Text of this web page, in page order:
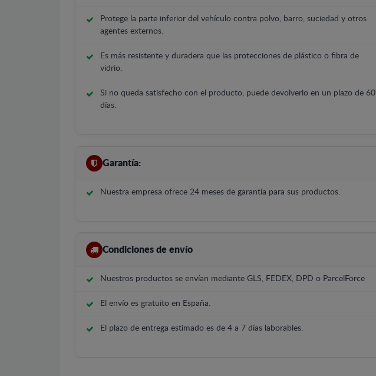
Protege la parte inferior del vehículo contra polvo, barro, suciedad y otros
agentes externos.
Es más resistente y duradera que las protecciones de plástico o fibra de
vidrio.
Si no queda satisfecho con el producto, puede devolverlo en un plazo de 60
días.
Garantía:
Nuestra empresa ofrece 24 meses de garantía para sus productos.
Condiciones de envío
Nuestros productos se envían mediante GLS, FEDEX, DPD o ParcelForce
El envío es gratuito en España.
El plazo de entrega estimado es de 4 a 7 días laborables.